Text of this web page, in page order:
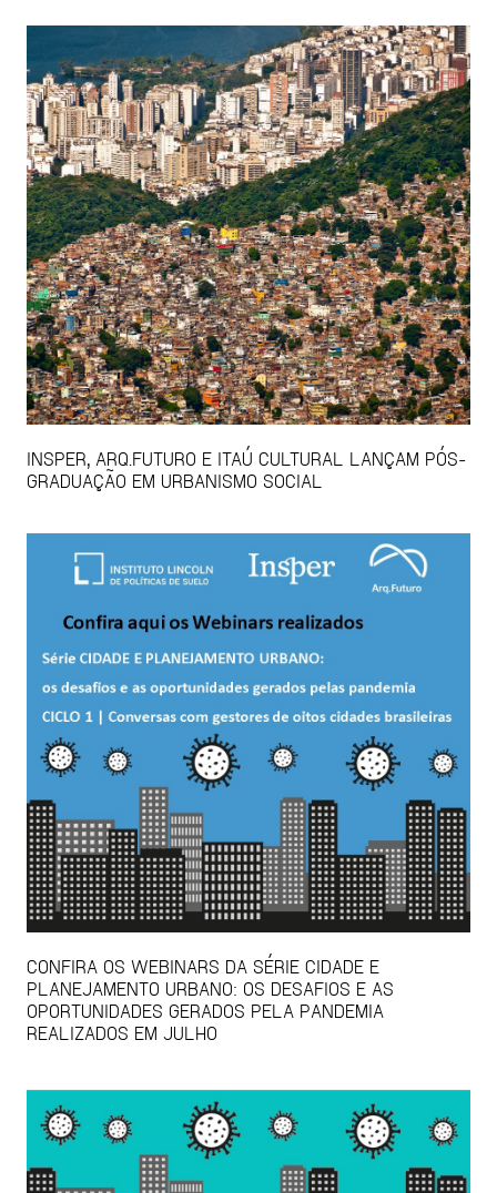
INSPER, ARQ.FUTURO E ITAÚ CULTURAL LANÇAM PÓS-
GRADUAÇÃO EM URBANISMO SOCIAL
CONFIRA OS WEBINARS DA SÉRIE CIDADE E
PLANEJAMENTO URBANO: OS DESAFIOS E AS
OPORTUNIDADES GERADOS PELA PANDEMIA
REALIZADOS EM JULHO